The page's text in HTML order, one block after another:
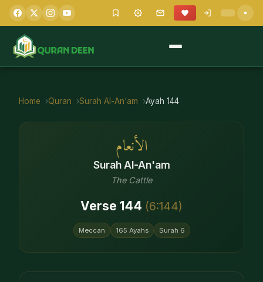
Home Quran Surah Al-An'am Ayah 144
الأنعام
Surah Al-An'am
The Cattle
Verse 144 (6:144)
Meccan 165 Ayahs Surah 6